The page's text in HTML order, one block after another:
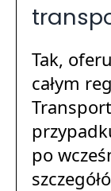
Tak,
całym
po